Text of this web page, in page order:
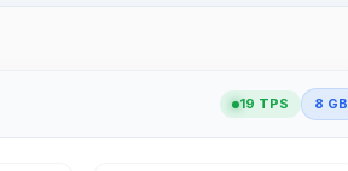
19 TPS 8 GB